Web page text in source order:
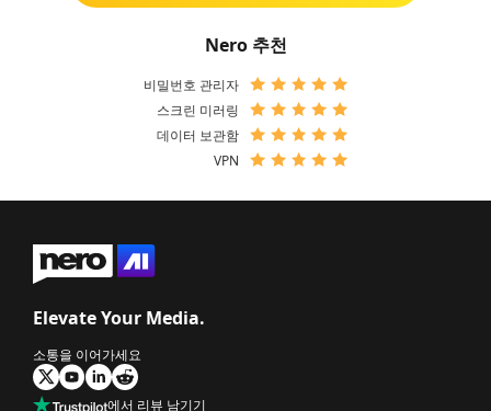
Nero 추천
비밀번호 관리자
스크린 미러링
데이터 보관함
VPN
Elevate Your Media.
소통을 이어가세요
에서 리뷰 남기기